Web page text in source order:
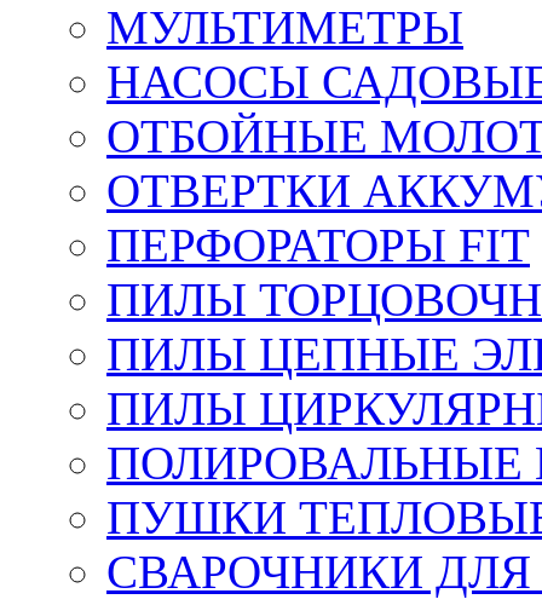
МУЛЬТИМЕТРЫ
НАСОСЫ
ОТБОЙНЫЕ
ОТВЕРТКИ
ПЕРФОРАТОРЫ FIT
ПИЛЫ
ПИЛЫ ЦЕПНЫЕ
ПИЛЫ
ПУШКИ
СВАРОЧНИКИ